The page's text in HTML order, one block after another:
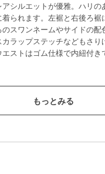
アシルエットが優雅。ハリの
られます。左裾と右後ろ裾
スワンネームやサイドの配
ラップステッチなどもさり
ストはゴム仕様で内紐付き
、商品についている品質表